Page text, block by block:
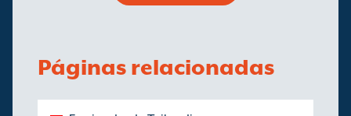
Páginas relacionadas